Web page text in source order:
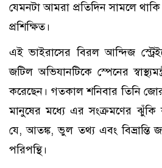
যেমনটা আমরা প্রতিদিন সামলে
প্রশিক্ষিত।
এই ভাইরাসের বিরল আন্দিজ
জটিল অভিযানটিকে স্পেনের
করেছেন। গতকাল শনিবার তিনি
মানুষের মধ্যে এর সংক্রমণের ঝুঁকি
যে, আতঙ্ক, ভুল তথ্য এবং বিভ্রান্তি
পরিপন্থি।